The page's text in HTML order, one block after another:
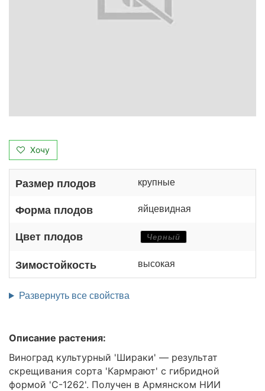
Хочу
Размер плодов крупные
Форма плодов яйцевидная
Цвет плодов Черный
Зимостойкость высокая
Развернуть все свойства
Описание растения:
Виноград культурный 'Шираки' — результат
скрещивания сорта 'Кармрают' с гибридной
формой 'С-1262'. Получен в Армянском НИИ